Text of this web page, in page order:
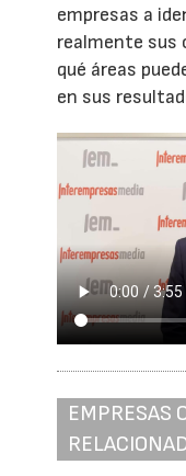
empresas a
realmente sus
qué áreas
en sus
EMPRESAS